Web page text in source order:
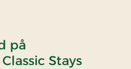
på
Stays